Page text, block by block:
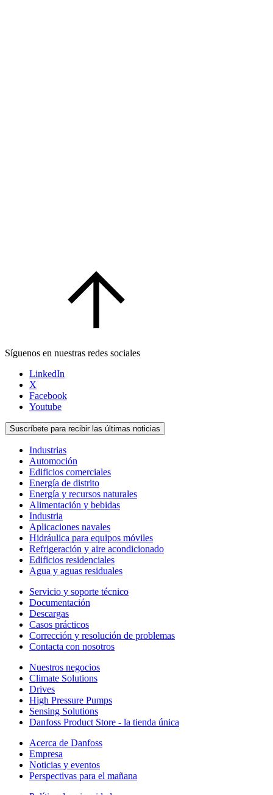
Síguenos en nuestras redes sociales
LinkedIn
X
Facebook
Youtube
Suscríbete para recibir las últimas noticias
Industrias
Automoción
Edificios comerciales
Energía de distrito
Energía y recursos naturales
Alimentación y bebidas
Industria
Aplicaciones navales
Hidráulica para equipos móviles
Refrigeración y aire acondicionado
Edificios residenciales
Agua y aguas residuales
Servicio y soporte técnico
Documentación
Descargas
Casos prácticos
Corrección y resolución de problemas
Contacta con nosotros
Nuestros negocios
Climate Solutions
Drives
High Pressure Pumps
Sensing Solutions
Danfoss Product Store - la tienda única
Acerca de Danfoss
Empresa
Noticias y eventos
Perspectivas para el mañana